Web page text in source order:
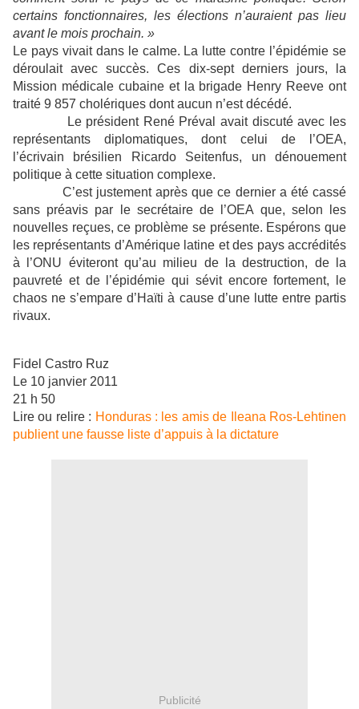
certains fonctionnaires, les élections n’auraient pas lieu
avant le mois prochain. »
Le pays vivait dans le calme. La lutte contre l’épidémie se
déroulait avec succès. Ces dix-sept derniers jours, la
Mission médicale cubaine et la brigade Henry Reeve ont
traité 9 857 cholériques dont aucun n’est décédé.
Le président René Préval avait discuté avec les
représentants diplomatiques, dont celui de l’OEA,
l’écrivain brésilien Ricardo Seitenfus, un dénouement
politique à cette situation complexe.
C’est justement après que ce dernier a été cassé
sans préavis par le secrétaire de l’OEA que, selon les
nouvelles reçues, ce problème se présente. Espérons que
les représentants d’Amérique latine et des pays accrédités
à l’ONU éviteront qu’au milieu de la destruction, de la
pauvreté et de l’épidémie qui sévit encore fortement, le
chaos ne s’empare d’Haïti à cause d’une lutte entre partis
rivaux.
Fidel Castro Ruz
Le 10 janvier 2011
21 h 50
Lire ou relire : Honduras : les amis de Ileana Ros-Lehtinen
publient une fausse liste d’appuis à la dictature
Publicité